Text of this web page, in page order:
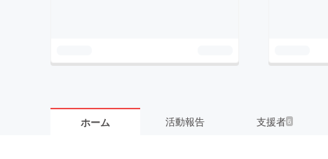
ホーム 活動報告 支援者6